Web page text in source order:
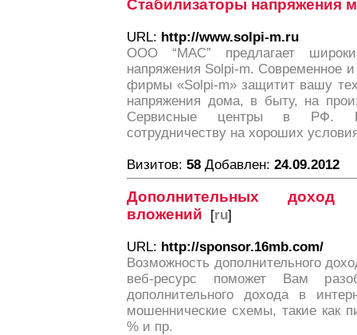
Стабилизаторы напряжения
URL: http://www.solpi-m.ru
ООО “МАС” предлагает
напряжения Solpi-m.
фирмы «Solpi-m» защитит вашу
напряжения дома, в быту, на
Сервисные центры в РФ.
сотрудничеству на хороших
Визитов: 58 Добавлен: 24.09.2012
Дополнительных
вложений [ru]
URL: http://sponsor.16mb.com/
Возможность дополнительного
веб-ресурс поможет Вам
дополнительного дохода в
мошеннические схемы, такие как
% и пр.